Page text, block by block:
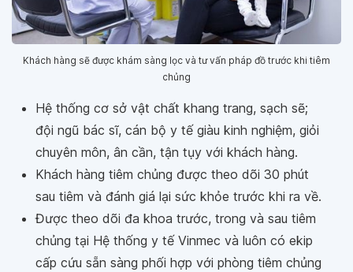
Khách hàng sẽ được khám sàng lọc và tư vấn pháp đồ trước khi tiêm
chủng
Hệ thống cơ sở vật chất khang trang, sạch sẽ;
đội ngũ bác sĩ, cán bộ y tế giàu kinh nghiệm, giỏi
chuyên môn, ân cần, tận tụy với khách hàng.
Khách hàng tiêm chủng được theo dõi 30 phút
sau tiêm và đánh giá lại sức khỏe trước khi ra về.
Được theo dõi đa khoa trước, trong và sau tiêm
chủng tại Hệ thống y tế Vinmec và luôn có ekip
cấp cứu sẵn sàng phối hợp với phòng tiêm chủng